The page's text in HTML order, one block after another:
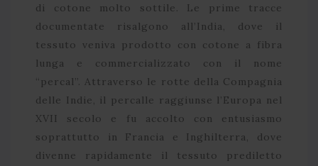
di cotone molto sottile. Le prime tracce
documentate risalgono all’India, dove il
tessuto veniva prodotto con cotone a fibra
lunga e commercializzato con il nome
“percal”. Attraverso le rotte della Compagnia
delle Indie, il percalle raggiunse l’Europa nel
XVII secolo e fu accolto con entusiasmo
soprattutto in Francia e Inghilterra, dove
divenne rapidamente il tessuto prediletto